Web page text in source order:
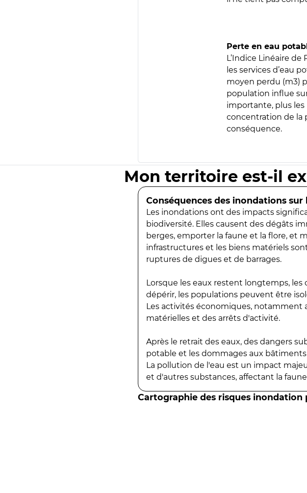
Perte en eau
L’Indice Linéaire
les services d’eau
moyen perdu (m3)
population influe
importante, plus les
concentration de la
conséquence.
Mon territoire est-il
Conséquences des inondations sur
Les inondations ont des impacts
biodiversité. Elles causent des dégâts
berges, emporter la faune et la flore, et
infrastructures et les biens matériels
ruptures de digues et de barrages.
Lorsque les eaux restent longtemps,
dépérir, les populations peuvent être
Les activités économiques, notamment
matérielles et des arrêts d'activité.
Après le retrait des eaux, des dangers
potable et les dommages aux
La pollution de l'eau est un impact
et d'autres substances, affectant la
Cartographie des risques inondation